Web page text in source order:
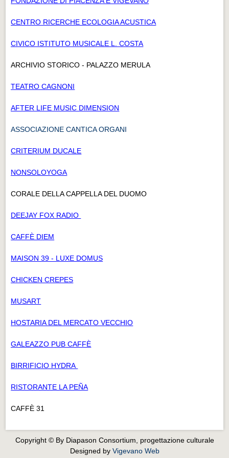
CENTRO RICERCHE ECOLOGIA ACUSTICA
CIVICO ISTITUTO MUSICALE L. COSTA
ARCHIVIO STORICO - PALAZZO MERULA
TEATRO CAGNONI
AFTER LIFE MUSIC DIMENSION
ASSOCIAZIONE CANTICA ORGANI
CRITERIUM DUCALE
NONSOLOYOGA
CORALE DELLA CAPPELLA DEL DUOMO
DEEJAY FOX RADIO
CAFFÈ DIEM
MAISON 39 - LUXE DOMUS
CHICKEN CREPES
MUSART
HOSTARIA DEL MERCATO VECCHIO
GALEAZZO PUB CAFFÈ
BIRRIFICIO HYDRA
RISTORANTE LA PEÑA
CAFFÈ 31
Copyright © By Diapason Consortium, progettazione culturale
Designed by Vigevano Web